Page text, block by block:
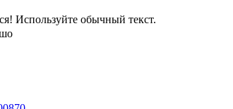
Используйте обычный текст.